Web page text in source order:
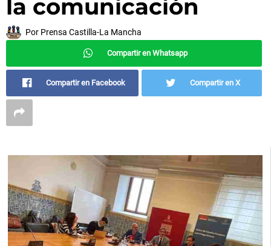
la comunicación
Por Prensa Castilla-La Mancha
Compartir en Whatsapp
Compartir en Facebook Compartir en X